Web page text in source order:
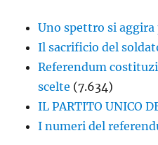
Uno spettro si aggira
Il sacrificio del
Referendum
scelte (7.634)
IL PARTITO UNICO
I numeri del